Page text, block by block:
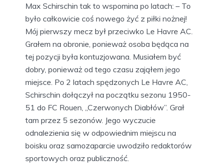
Max Schirschin tak to wspomina po latach: – To
było całkowicie coś nowego żyć z piłki nożnej!
Mój pierwszy mecz był przeciwko Le Havre AC.
Grałem na obronie, ponieważ osoba będąca na
tej pozycji była kontuzjowana. Musiałem być
dobry, ponieważ od tego czasu zająłem jego
miejsce. Po 2 latach spędzonych Le Havre AC,
Schirschin dołączył na początku sezonu 1950-
51 do FC Rouen, „Czerwonych Diabłów”. Grał
tam przez 5 sezonów. Jego wyczucie
odnalezienia się w odpowiednim miejscu na
boisku oraz samozaparcie uwodziło redaktorów
sportowych oraz publiczność.